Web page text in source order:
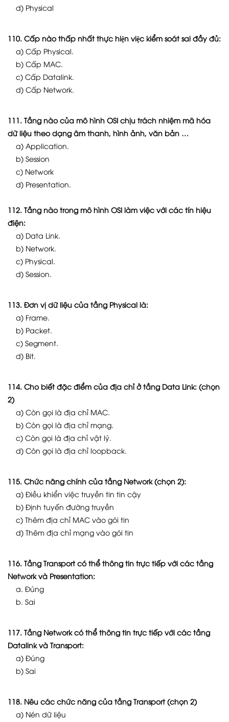
d) Physical
110. Cấp nào thấp nhất thực hiện việc kiểm soát sai đầy đủ:
a) Cấp Physical.
b) Cấp MAC.
c) Cấp Datalink.
d) Cấp Network.
111. Tầng nào của mô hình OSI chịu trách nhiệm mã hóa
dữ liệu theo dạng âm thanh, hình ảnh, văn bản …
a) Application.
b) Session
c) Network
d) Presentation.
112. Tầng nào trong mô hình OSI làm việc với các tín hiệu
điện:
a) Data Link.
b) Network.
c) Physical.
d) Session.
113. Đơn vị dữ liệu của tầng Physical là:
a) Frame.
b) Packet.
c) Segment.
d) Bit.
114. Cho biết đặc điểm của địa chỉ ở tầng Data Link: (chọn
2)
a) Còn gọi là địa chỉ MAC.
b) Còn gọi là địa chỉ mạng.
c) Còn gọi là địa chỉ vật lý.
d) Còn gọi là địa chỉ loopback.
115. Chức năng chính của tầng Network (chọn 2):
a) Điều khiển việc truyền tin tin cậy
b) Định tuyến đường truyền
c) Thêm địa chỉ MAC vào gói tin
d) Thêm địa chỉ mạng vào gói tin
116. Tầng Transport có thể thông tin trực tiếp với các tầng
Network và Presentation:
a. Đúng
b. Sai
117. Tầng Network có thể thông tin trực tiếp với các tầng
Datalink và Transport:
a) Đúng
b) Sai
118. Nêu các chức năng của tầng Transport (chọn 2)
a) Nén dữ liệu